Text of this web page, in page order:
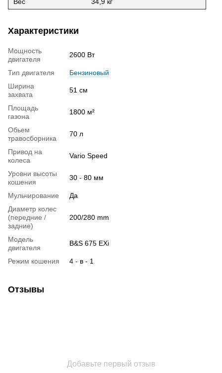
Вес 34,9 кг
Характеристики
Мощность
двигателя
2600 Вт
Тип двигателя
Бензиновый
Ширина
захвата
51 см
Площадь
газона
1800 м²
Обьем
травосборника
70 л
Привод на
колеса
Vario Speed
Уровни высоты
кошения
30 - 80 мм
Мульчирование
Да
Диаметр колес
(передние /
задние)
200/280 mm
Модель
двигателя
B&S 675 EXi
Режим кошения 4 - в - 1
Отзывы
Добавьте первый отзыв